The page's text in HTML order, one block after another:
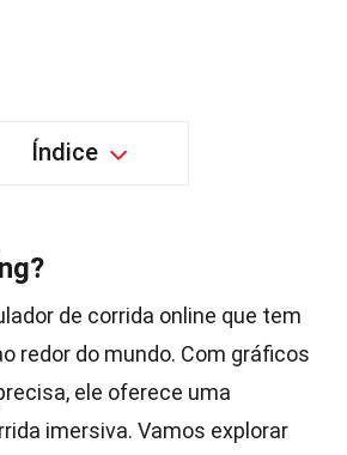
Índice
de corrida online que tem
redor do mundo. Com gráficos
ele oferece uma
imersiva. Vamos explorar